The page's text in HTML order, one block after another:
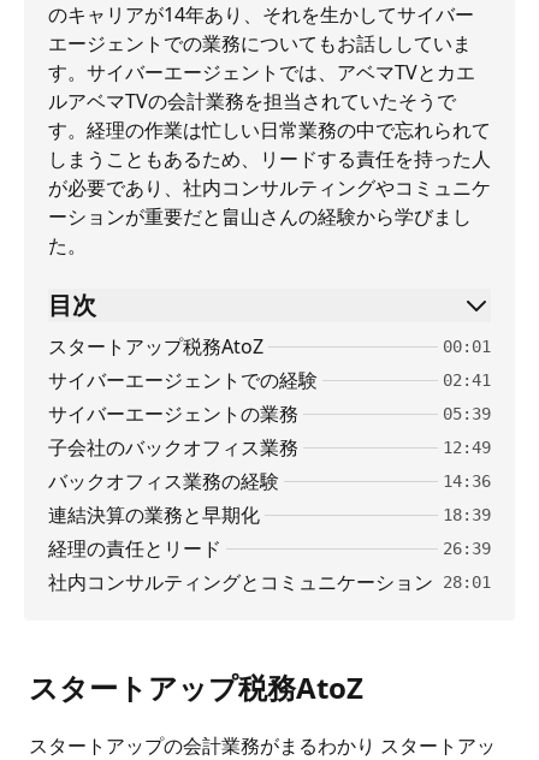
のキャリアが14年あり、それを生かしてサイバー
エージェントでの業務についてもお話ししていま
す。サイバーエージェントでは、アベマTVとカエ
ルアベマTVの会計業務を担当されていたそうで
す。経理の作業は忙しい日常業務の中で忘れられて
しまうこともあるため、リードする責任を持った人
が必要であり、社内コンサルティングやコミュニケ
ーションが重要だと畠山さんの経験から学びまし
た。
目次
スタートアップ税務AtoZ 00:01
サイバーエージェントでの経験 02:41
サイバーエージェントの業務 05:39
子会社のバックオフィス業務 12:49
バックオフィス業務の経験 14:36
連結決算の業務と早期化 18:39
経理の責任とリード 26:39
社内コンサルティングとコミュニケーション 28:01
スタートアップ税務AtoZ
スタートアップの会計業務がまるわかり スタートアッ